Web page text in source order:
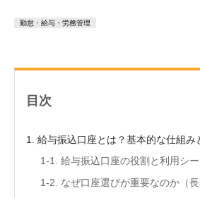
勤怠・給与・労務管理
目次
1. 給与振込口座とは？基本的な仕組み
1-1. 給与振込口座の役割と利用シ
1-2. なぜ口座選びが重要なのか（長